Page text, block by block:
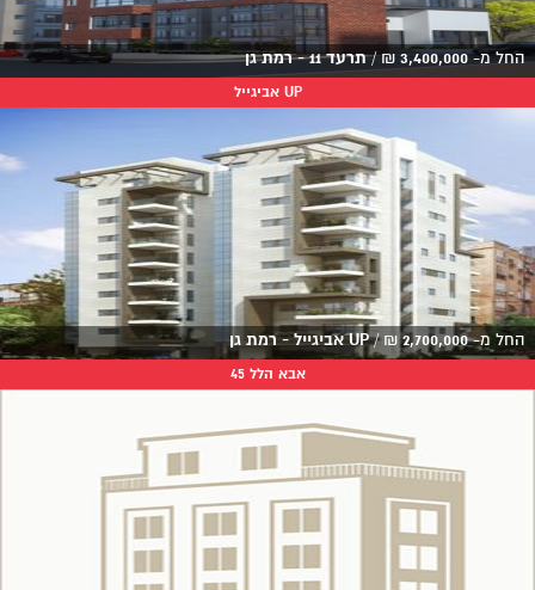
החל מ- 3,400,000
₪
/תרעד 11 - רמת גן
UP אביגייל
החל מ-2,700,000
₪
/UP אביגייל - רמת גן
אבא הלל 45